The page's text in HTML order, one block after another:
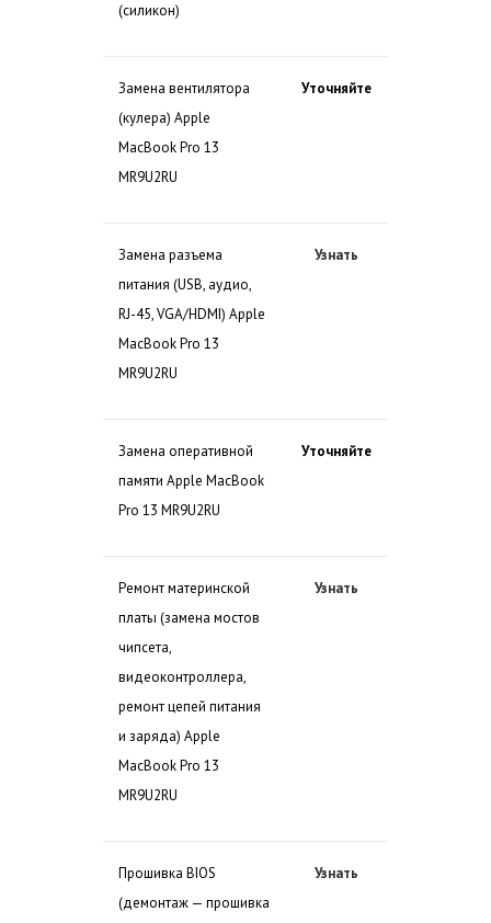
(силикон)
Замена вентилятора
(кулера) Apple
MacBook Pro 13
MR9U2RU
Уточняйте
Замена разъема
питания (USB, аудио,
RJ-45, VGA/HDMI) Apple
MacBook Pro 13
MR9U2RU
Узнать
Замена оперативной
памяти Apple MacBook
Pro 13 MR9U2RU
Уточняйте
Ремонт материнской
платы (замена мостов
чипсета,
видеоконтроллера,
ремонт цепей питания
и заряда) Apple
MacBook Pro 13
MR9U2RU
Узнать
Прошивка BIOS
(демонтаж — прошивка
Узнать